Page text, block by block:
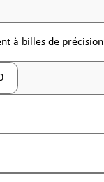
à billes de précision
option n'est pas